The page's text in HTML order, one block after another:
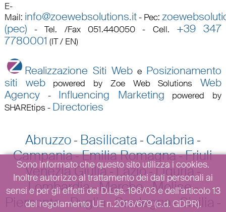
E-
Mail: info@zoewebsolutions.it- Pec:
(pec) -Tel. /Fax 051.440050 - Cell. +39 347
7780001 (IT / EN)
Realizzazione Siti Web e Posizionamento
siti webpowered by Zoe Web SolutionsWeb
Agency- Influencing Marketing powered by
SHAREtips - Directories
Abruzzo- Basilicata - Calabria -
Campania-Emilia Romagna-Friuli
Venezia Giulia-Lazio-Liguria-
Lombardia-Marche-Molise-
Piemonte-Puglia-Sardegna-Sicilia -
Sono informato che questo sito utilizza i cookies.
Inoltre autorizzo al trattamento dei dati personali ai
sensi e per gli effetti del D.Lgs. 196/03 e dell’articolo 13
del regolamento UE n.2016/679 (c.d. GDPR).